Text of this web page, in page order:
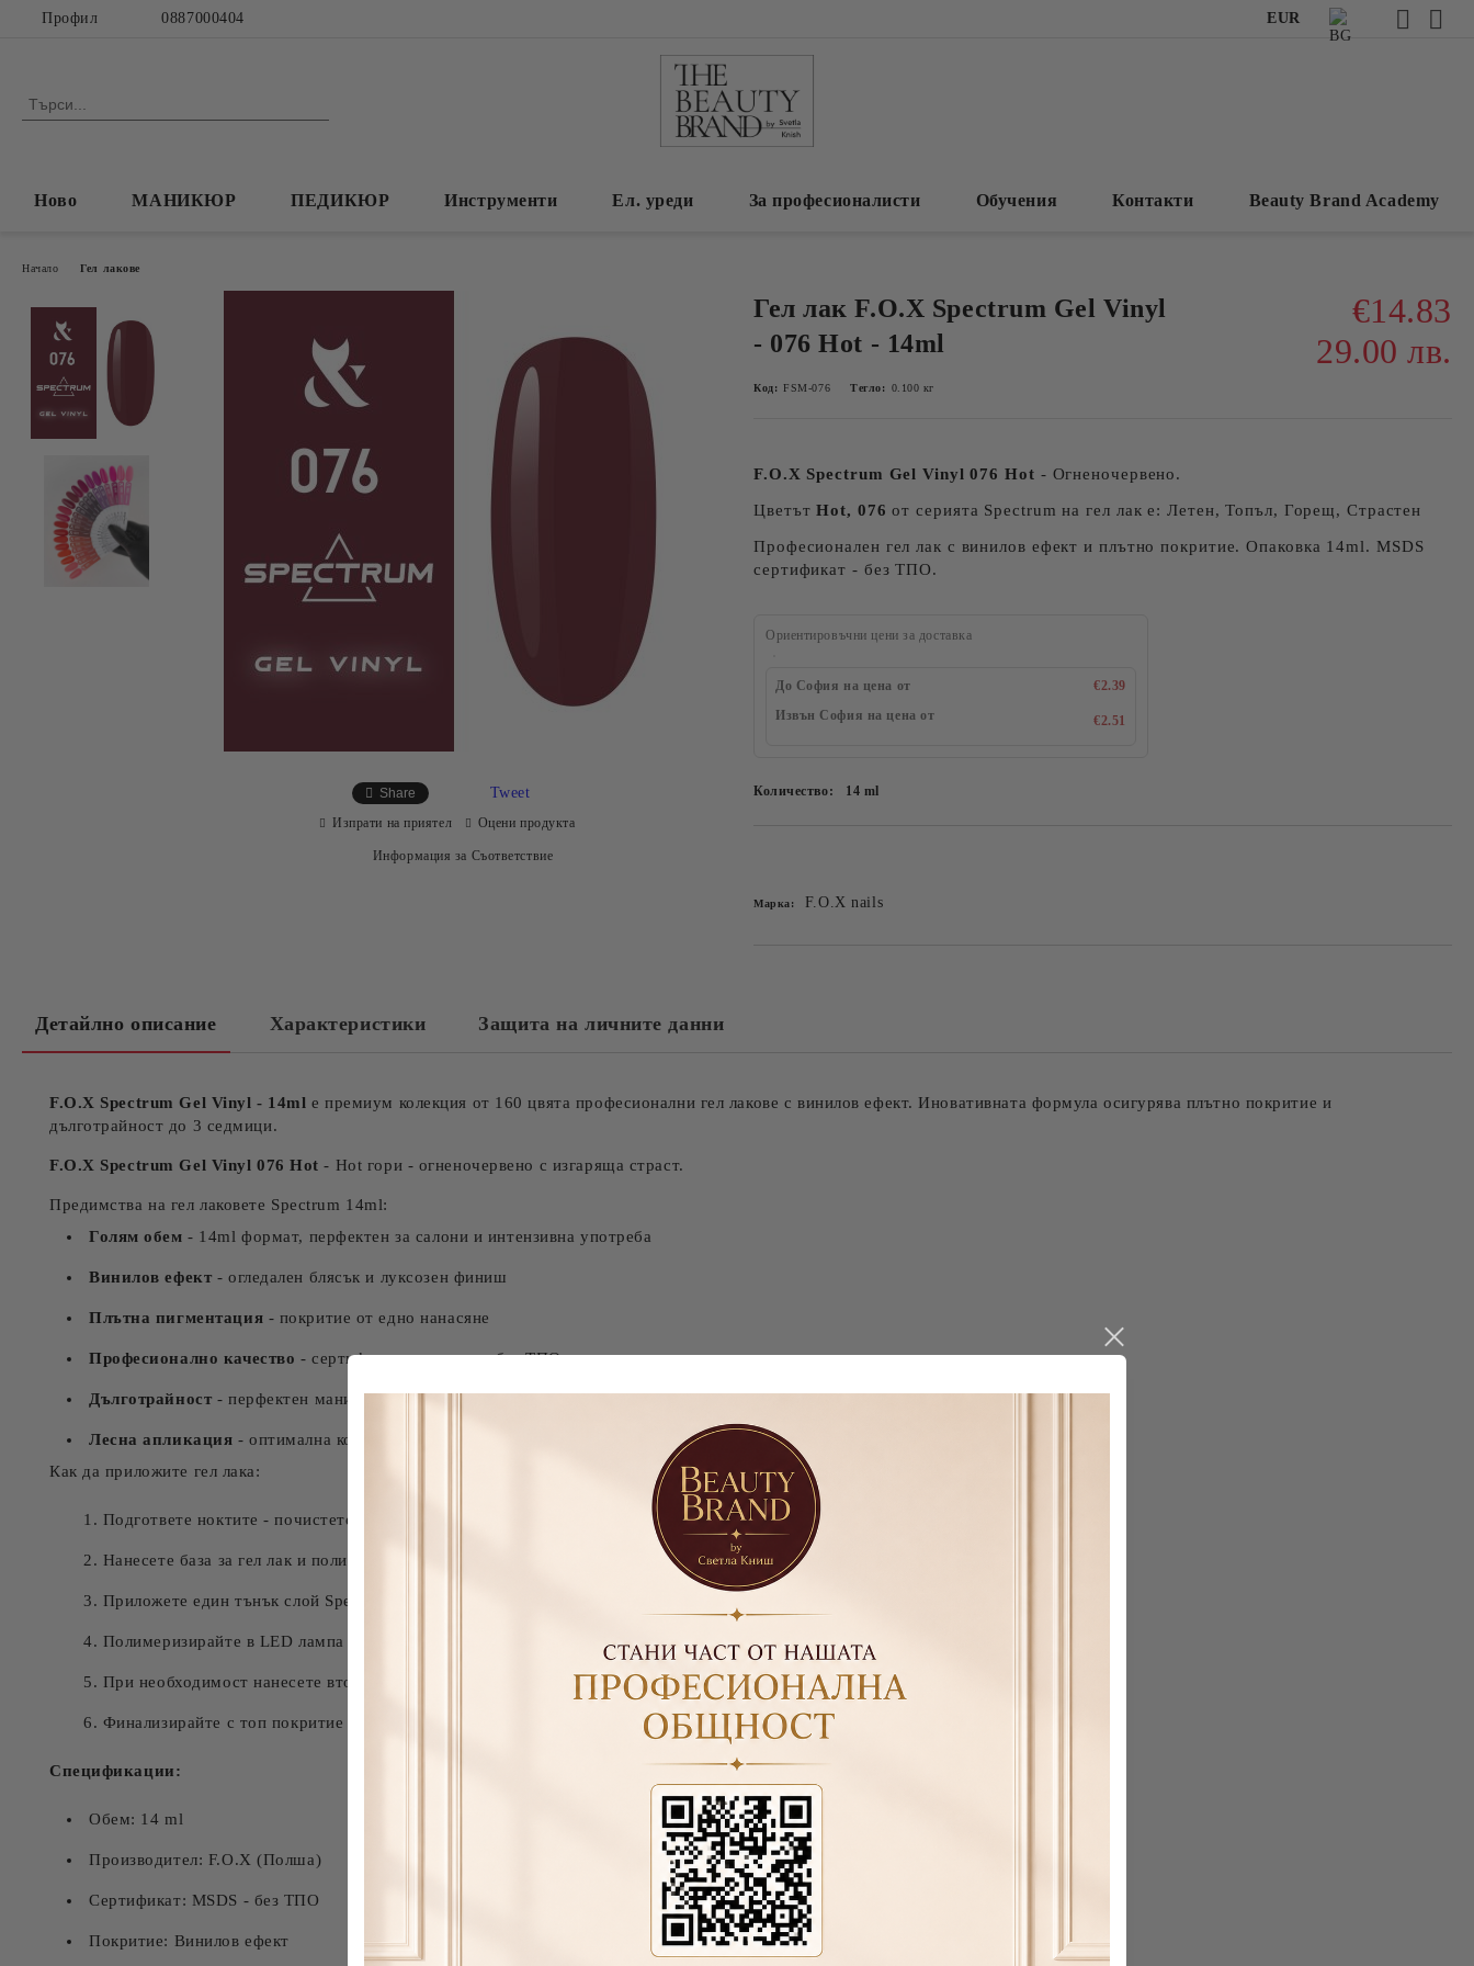
Профил 0887000404 EUR
Ново МАНИКЮР ПЕДИКЮР Инструменти Ел. уреди За професионалисти Обучения Контакти Beauty Brand Academy
Начало Гел лакове
Гел лак F.O.X Spectrum Gel Vinyl
- 076 Hot - 14ml
€14.83
29.00 лв.
Код: FSM-076 Тегло: 0.100 кг
F.O.X Spectrum Gel Vinyl 076 Hot - Огненочервено.
ЦветътHot, 076 от серията Spectrum на гел лак е: Летен, Топъл, Горещ, Страстен
Професионален гел лак с винилов ефект и плътно покритие. Опаковка 14ml. MSDS
сертификат - без ТПО.
Ориентировъчни цени за доставка
До София на цена от
€2.39
Извън София на цена от
€2.51
Количество: 14 ml
Марка: F.O.X nails
Share Tweet
Изпрати на приятел Оцени продукта
Информация за Съответствие
Детайлно описание Характеристики Защита на личните данни
F.O.X Spectrum Gel Vinyl - 14ml е премиум колекция от 160 цвята професионални гел лакове с винилов ефект. Иновативната формула осигурява плътно покритие и
дълготрайност до 3 седмици.
F.O.X Spectrum Gel Vinyl 076 Hot - Hot гори - огненочервено с изгаряща страст.
Предимства на гел лаковете Spectrum 14ml:
Голям обем - 14ml формат, перфектен за салони и интензивна употреба
Винилов ефект - огледален блясък и луксозен финиш
Плътна пигментация - покритие от едно нанасяне
Професионално качество - сертифициран продукт без ТПО
Дълготрайност - перфектен маникюр до 21 дни
Лесна апликация - оптимална консистенция за гладко нанасяне
Как да приложите гел лака:
Подгответе ноктите - почистете, оформете и полирайте
Нанесете база за гел лак и полимеризирайте
Приложете един тънък слой Spectrum Gel Vinyl 076
Полимеризирайте в LED лампа 30-60 секунди или UV лампа 2 минути
При необходимост нанесете втори слой и полимеризирайте
Финализирайте с топ покритие за по-дълга носка
Спецификации:
Обем: 14 ml
Производител: F.O.X (Полша)
Сертификат: MSDS - без ТПО
Покритие: Винилов ефект